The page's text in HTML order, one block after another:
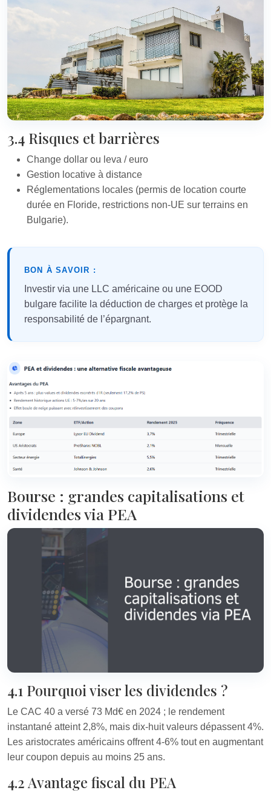
3.4 Risques et barrières
Change dollar ou leva / euro
Gestion locative à distance
Réglementations locales (permis de location courte
durée en Floride, restrictions non-UE sur terrains en
Bulgarie).
BON À SAVOIR :
Investir via une LLC américaine ou une EOOD
bulgare facilite la déduction de charges et protège la
responsabilité de l’épargnant.
Bourse : grandes capitalisations et
dividendes via PEA
4.1 Pourquoi viser les dividendes ?
Le CAC 40 a versé 73 Md€ en 2024 ; le rendement
instantané atteint 2,8%, mais dix-huit valeurs dépassent 4%.
Les aristocrates américains offrent 4-6% tout en augmentant
leur coupon depuis au moins 25 ans.
4.2 Avantage fiscal du PEA